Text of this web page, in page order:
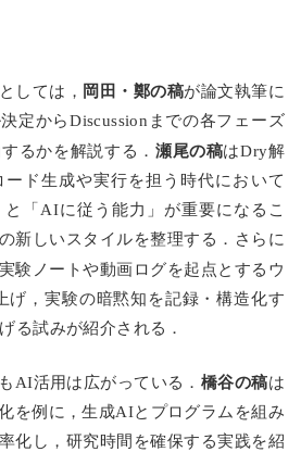
しては， 岡田・鄭の稿が論文執筆に
定からDiscussionまでの各フェーズ
るかを解説する． 瀬尾の稿はDry解
ド生成や実行を担う時代において
と「AIに従う能力」が重要になるこ
新しいスタイルを整理する．さらに
験ノートや動画ログを起点とするウ
げ，実験の暗黙知を記録・構造化す
る試みが紹介される．
AI活用は広がっている． 橋谷の稿は
を例に，生成AIとプログラムを組み
化し，研究時間を確保する実践を紹